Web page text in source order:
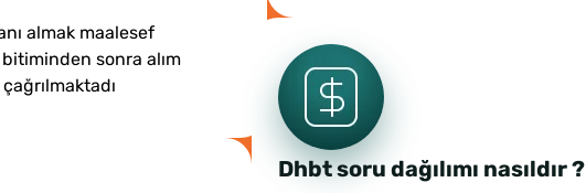
almak maalesef
sonra alım
Dhbt soru dağılımı nasıldır ?